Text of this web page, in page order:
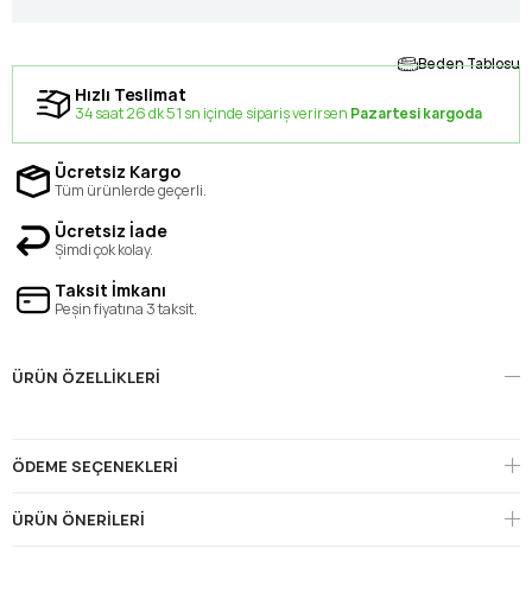
Beden Tablosu
Hızlı Teslimat
34 saat 26 dk 51 sn içinde sipariş verirsen Pazartesi kargoda
Ücretsiz Kargo
Tüm ürünlerde geçerli.
Ücretsiz İade
Şimdi çok kolay.
Taksit İmkanı
Peşin fiyatına 3 taksit.
ÜRÜN ÖZELLIKLERI
ÖDEME SEÇENEKLERI
ÜRÜN ÖNERILERI